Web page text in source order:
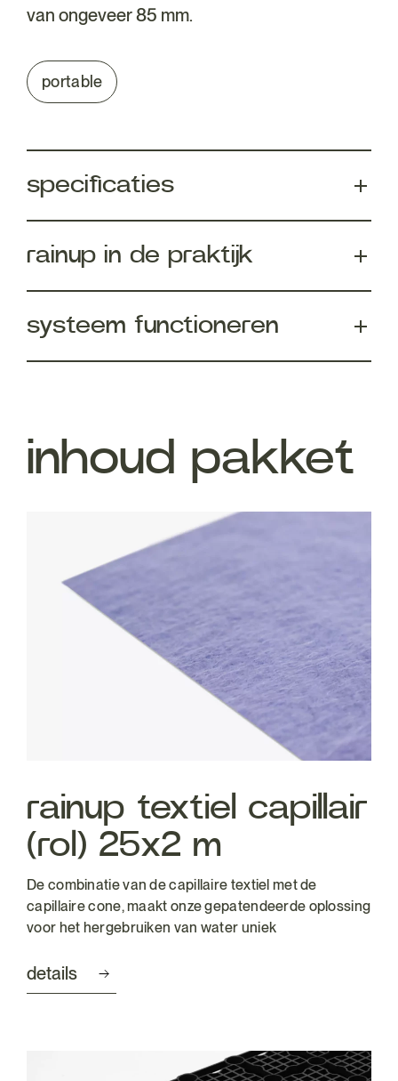
van ongeveer 85 mm.
portable
specificaties
rainup in de praktijk
systeem functioneren
inhoud pakket
rainup textiel capillair
(rol) 25x2 m
De combinatie van de capillaire textiel met de
capillaire cone, maakt onze gepatendeerde oplossing
voor het hergebruiken van water uniek
details